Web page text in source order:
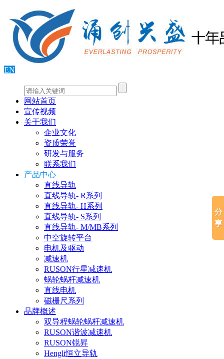
EN
网站首页
宣传视频
关于我们
企业文化
资质荣誉
研发与服务
联系我们
产品中心
直线导轨
直线导轨- R系列
直线导轨- H系列
直线导轨- S系列
直线导轨- M/MB系列
中空旋转平台
电机及驱动
减速机
RUSON行星减速机
蜗轮蜗杆减速机
直线电机
磁栅尺系列
品牌概述
双导程蜗轮蜗杆减速机
RUSON谐波减速机
RUSON锐昇
Hengli恒立导轨